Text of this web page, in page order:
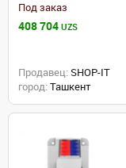
Под заказ
408 704 UZS
Продавец: SHOP-IT
город: Ташкент